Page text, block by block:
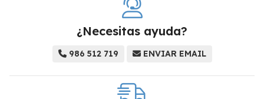
¿Necesitas ayuda?
986 512 719 ENVIAR EMAIL